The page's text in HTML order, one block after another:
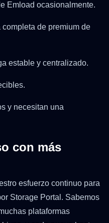
Emload ocasionalmente.
de premium de
estable y centralizado.
y necesitan una
con más
esfuerzo continuo para
Storage Portal. Sabemos
plataformas